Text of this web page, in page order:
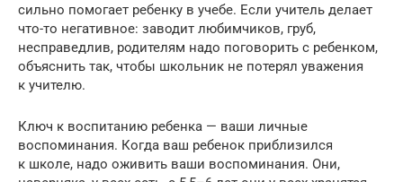
сильно помогает ребенку в учебе. Если учитель делает
что-то негативное: заводит любимчиков, груб,
несправедлив, родителям надо поговорить с ребенком,
объяснить так, чтобы школьник не потерял уважения
к учителю.
Ключ к воспитанию ребенка — ваши личные
воспоминания. Когда ваш ребенок приблизился
к школе, надо оживить ваши воспоминания. Они,